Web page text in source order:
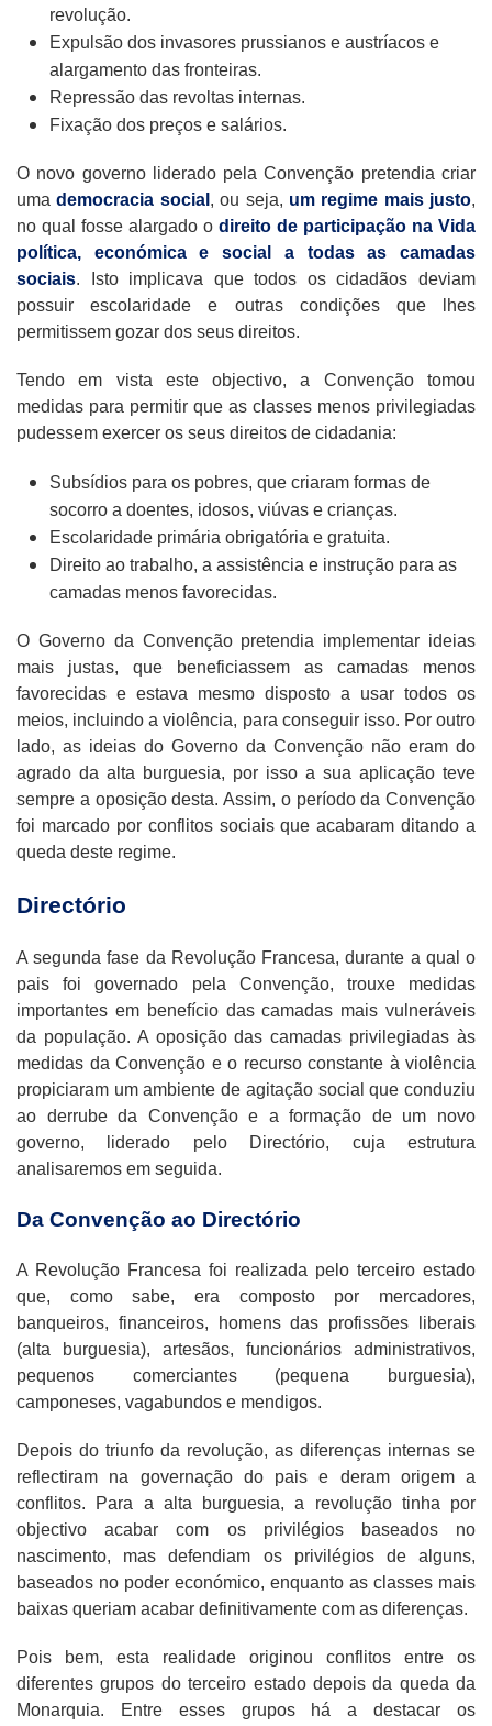
revolução.
Expulsão dos invasores prussianos e austríacos e
alargamento das fronteiras.
Repressão das revoltas internas.
Fixação dos preços e salários.
O novo governo liderado pela Convenção pretendia criar
umademocracia social , ou seja, um regime mais justo,
no qual fosse alargado o direito de participação na Vida
política, económica e social
a todas as camadas
sociais. Isto implicava que todos os cidadãos deviam
possuir escolaridade e outras condições que lhes
permitissem gozar dos seus direitos.
Tendo em vista este objectivo, a Convenção tomou
medidas para permitir que as classes menos privilegiadas
pudessem exercer os seus direitos de cidadania:
Subsídios para os pobres, que criaram formas de
socorro a doentes, idosos, viúvas e crianças.
Escolaridade primária obrigatória e gratuita.
Direito ao trabalho, a assistência e instrução para as
camadas menos favorecidas.
O Governo da Convenção pretendia implementar ideias
mais justas, que beneficiassem as camadas menos
favorecidas e estava mesmo disposto a usar todos os
meios, incluindo a violência, para conseguir isso. Por outro
lado, as ideias do Governo da Convenção não eram do
agrado da alta burguesia, por isso a sua aplicação teve
sempre a oposição desta. Assim, o período da Convenção
foi marcado por conflitos sociais que acabaram ditando a
queda deste regime.
Directório
A segunda fase da Revolução Francesa, durante a qual o
pais foi governado pela Convenção, trouxe medidas
importantes em benefício das camadas mais vulneráveis
da população. A oposição das camadas privilegiadas às
medidas da Convenção e o recurso constante à violência
propiciaram um ambiente de agitação social que conduziu
ao derrube da Convenção e a formação de um novo
governo, liderado pelo Directório, cuja estrutura
analisaremos em seguida.
Da Convenção ao Directório
A Revolução Francesa foi realizada pelo terceiro estado
que, como sabe, era composto por mercadores,
banqueiros, financeiros, homens das profissões liberais
(alta burguesia), artesãos, funcionários administrativos,
pequenos comerciantes (pequena burguesia),
camponeses, vagabundos e mendigos.
Depois do triunfo da revolução, as diferenças internas se
reflectiram na governação do pais e deram origem a
conflitos. Para a alta burguesia, a revolução tinha por
objectivo acabar com os privilégios baseados no
nascimento, mas defendiam os privilégios de alguns,
baseados no poder económico, enquanto as classes mais
baixas queriam acabar definitivamente com as diferenças.
Pois bem, esta realidade originou conflitos entre os
diferentes grupos do terceiro estado depois da queda da
Monarquia. Entre esses grupos há a destacar os